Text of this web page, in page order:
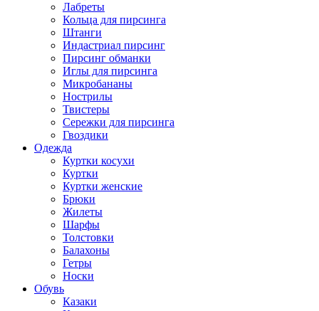
Лабреты
Кольца для пирсинга
Штанги
Индастриал пирсинг
Пирсинг обманки
Иглы для пирсинга
Микробананы
Нострилы
Твистеры
Сережки для пирсинга
Гвоздики
Одежда
Куртки косухи
Куртки
Куртки женские
Брюки
Жилеты
Шарфы
Толстовки
Балахоны
Гетры
Носки
Обувь
Казаки